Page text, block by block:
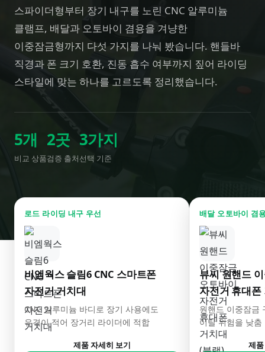
스파이더형부터 장기 내구를 노린 CNC 알루미늄
클램프, 배달과 오토바이 겸용을 겨냥한
이중잠금형까지 다섯 가지를 나눠 봤습니다. 핸들바
직경과 폰 크기 호환, 진동 흡수 여부까지 짚어 라이딩
스타일에 맞는 하나를 고르도록 정리했습니다.
5개
비교 상품
2곳
검증 출처
3가지
선택 기준
로드 라이딩 내구 우선
비엠웍스 슬림6 CNC 스마트폰
자전거 거치대
CNC 알루미늄 바디로 장기 사용에도
유격이 적어 장거리 라이더에 적합
제품 자세히 보기
배달 오토바이 겸
뷰씨 원핸드
자전거 휴대
원핸드 이중잠금
이탈 위험을 낮춤
제